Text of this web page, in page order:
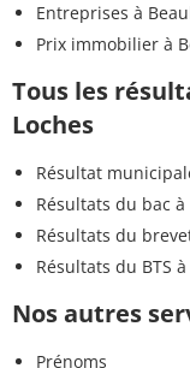
Entreprises à
Prix immobilier à
Tous les
Loches
Résultat
Résultats du bac
Résultats du
Résultats du BTS
Nos autres
Prénoms